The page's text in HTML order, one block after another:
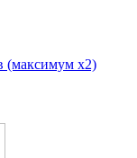
(максимум х2)